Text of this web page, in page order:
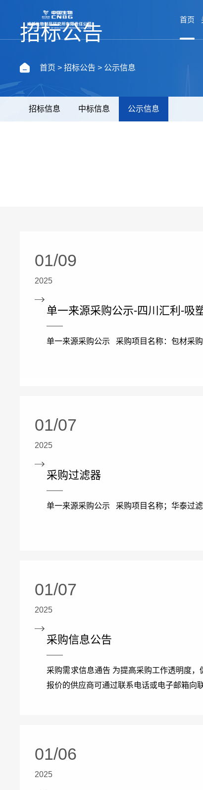
首页
招标公告
首页 >招标公告 > 公示信息
招标信息 中标信息 公示信息
01/09
2025
单一来源采购公示-四川汇利-吸
单一来源采购公示 采购项目名称：包材采
01/07
2025
采购过滤器
单一来源采购公示 采购项目名称；华泰过
01/07
2025
采购信息公告
采购需求信息通告 为提高采购工作透明度
报价的供应商可通过联系电话或电子邮箱向
01/06
2025